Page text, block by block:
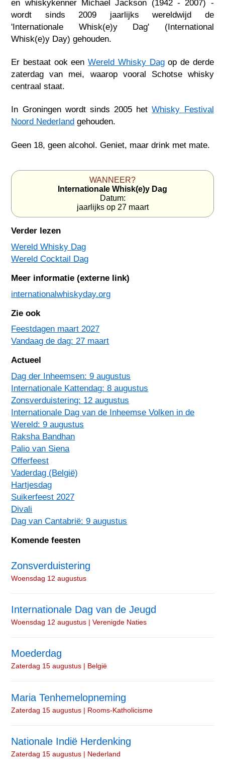
en whiskykenner Michael Jackson (1942 - 2007) -
wordt sinds 2009 jaarlijks wereldwijd de
'Internationale Whisk(e)y Dag' (International
Whisk(e)y Day) gehouden.
Er bestaat ook eenWereld Whisky Dagop de derde
zaterdag van mei, waarop vooral Schotse whisky
centraal staat.
In Groningen wordt sinds 2005 hetWhisky Festival
Noord Nederland gehouden.
Geen 18, geen alcohol. Geniet, maar drink met mate.
WANNEER?
Internationale Whisk(e)y Dag
Datum:
jaarlijks op 27 maart
Verder lezen
Wereld Whisky Dag
Wereld Cocktail Dag
Meer informatie (externe link)
internationalwhiskyday.org
Zie ook
Feestdagen maart 2027
Vandaag de dag: 27 maart
Actueel
Dag der Inheemsen: 9 augustus
Internationale Kattendag: 8 augustus
Zonsverduistering: 12 augustus
Internationale Dag van de Inheemse Volken in de
Wereld: 9 augustus
Raksha Bandhan
Palio van Siena
Offerfeest
Vaderdag (België)
Hartjesdag
Suikerfeest 2027
Divali
Dag van Cantabrië: 9 augustus
Komende feesten
Zonsverduistering
Woensdag 12 augustus
Internationale Dag van de Jeugd
Woensdag 12 augustus | Verenigde Naties
Moederdag
Zaterdag 15 augustus | België
Maria Tenhemelopneming
Zaterdag 15 augustus | Rooms-Katholicisme
Nationale Indië Herdenking
Zaterdag 15 augustus | Nederland